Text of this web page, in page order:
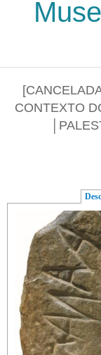
Passar para o
CONTEXTO